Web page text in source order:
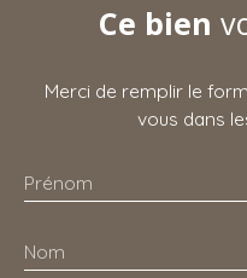
Ce bien
Merci de remplir le
vous dans
Prénom
Nom